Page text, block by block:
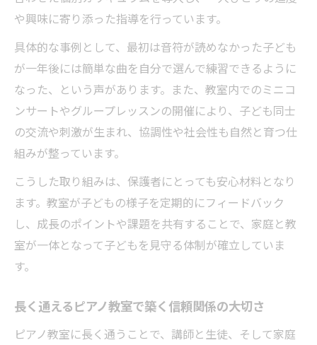
や興味に寄り添った指導を行っています。
具体的な事例として、最初は音符が読めなかった子ども
が一年後には簡単な曲を自分で選んで練習できるように
なった、という声があります。また、教室内でのミニコ
ンサートやグループレッスンの開催により、子ども同士
の交流や刺激が生まれ、協調性や社会性も自然と育つ仕
組みが整っています。
こうした取り組みは、保護者にとっても安心材料となり
ます。教室が子どもの様子を定期的にフィードバック
し、成長のポイントや課題を共有することで、家庭と教
室が一体となって子どもを見守る体制が確立していま
す。
長く通えるピアノ教室で築く信頼関係の大切さ
ピアノ教室に長く通うことで、講師と生徒、そして家庭